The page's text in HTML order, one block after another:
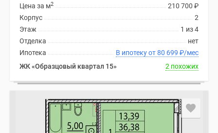
210 700 ₽
Цена за м2
2
Корпус
1 из 4
Этаж
нет
Отделка
В ипотеку от 80 699 ₽/мес
Ипотека
ЖК «Образцовый квартал 15»
2 похожих